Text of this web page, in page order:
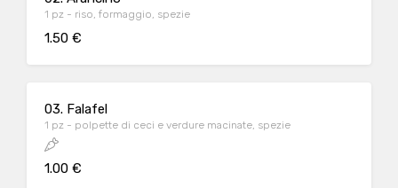
1 pz - riso, formaggio, spezie
1.50 €
03. Falafel
1 pz - polpette di ceci e verdure macinate, spezie
1.00 €